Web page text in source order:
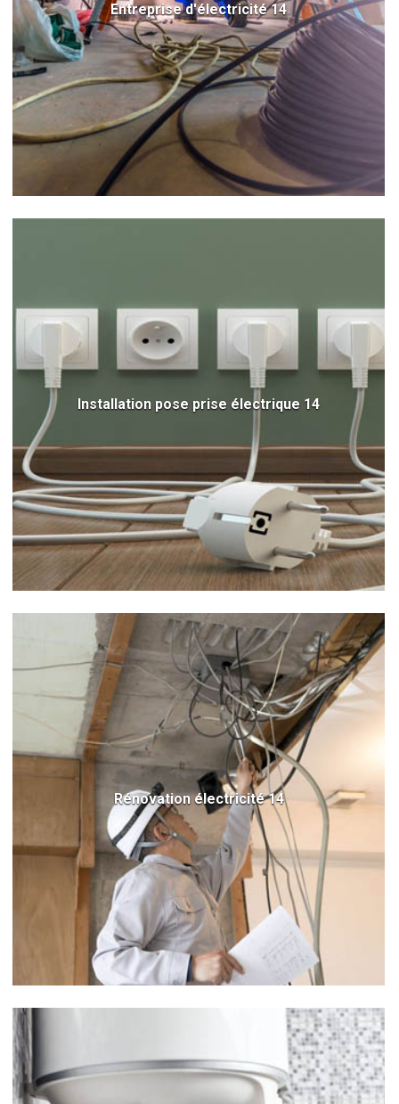
Entreprise d'électricité 14
Installation pose prise électrique 14
Rénovation électricité 14